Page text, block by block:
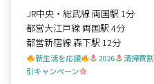
JR中央・総武線 両国駅 1分
都営大江戸線 両国駅 4分
都営新宿線 森下駅 12分
新生活を応援 2026
清掃費割
引キャンペーン